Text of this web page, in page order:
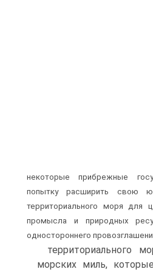
некоторые прибрежные
попытку расширить свою
территориального моря для
промысла и природных
одностороннего
территориального
морских миль,